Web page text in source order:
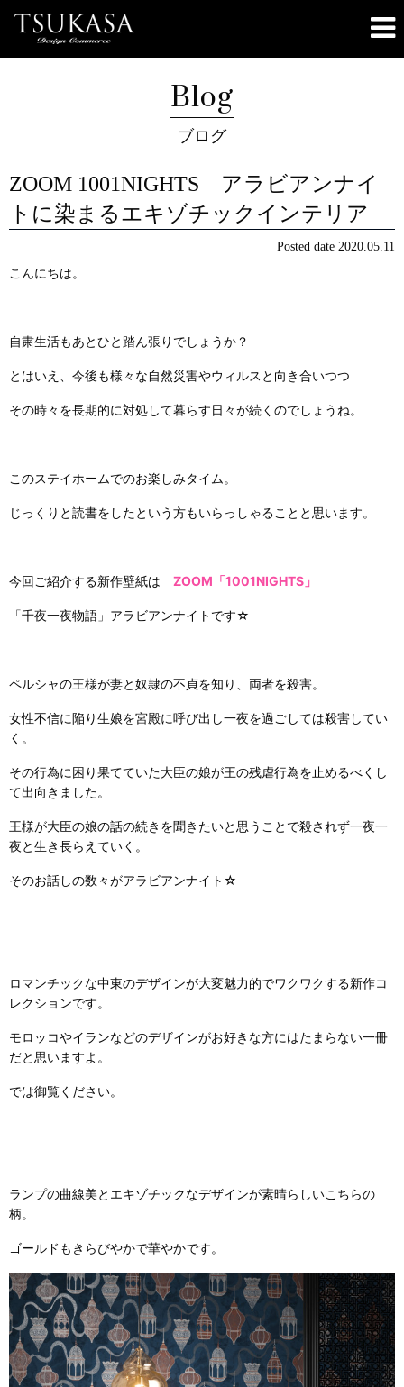
Blog
ブログ
ZOOM 1001NIGHTS アラビアンナイ
トに染まるエキゾチックインテリア
Posted date 2020.05.11
こんにちは。
自粛生活もあとひと踏ん張りでしょうか？
とはいえ、今後も様々な自然災害やウィルスと向き合いつつ
その時々を長期的に対処して暮らす日々が続くのでしょうね。
このステイホームでのお楽しみタイム。
じっくりと読書をしたという方もいらっしゃることと思います。
今回ご紹介する新作壁紙は ZOOM「1001NIGHTS」
「千夜一夜物語」アラビアンナイトです☆
ペルシャの王様が妻と奴隷の不貞を知り、両者を殺害。
女性不信に陥り生娘を宮殿に呼び出し一夜を過ごしては殺害してい
く。
その行為に困り果てていた大臣の娘が王の残虐行為を止めるべくし
て出向きました。
王様が大臣の娘の話の続きを聞きたいと思うことで殺されず一夜一
夜と生き長らえていく。
そのお話しの数々がアラビアンナイト☆
ロマンチックな中東のデザインが大変魅力的でワクワクする新作コ
レクションです。
モロッコやイランなどのデザインがお好きな方にはたまらない一冊
だと思いますよ。
では御覧ください。
ランプの曲線美とエキゾチックなデザインが素晴らしいこちらの
柄。
ゴールドもきらびやかで華やかです。